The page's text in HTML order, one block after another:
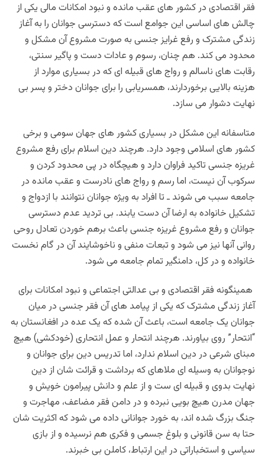
فقر اقتصادی در کشور های عقب مانده و نبود امکانات مالی یکی از
چالش های اساسی این جوامع است که دسترسی جوانان را به آغاز
زندگی مشترک و رفع غرایز جنسی به صورت مشروع آن مشکل و
محدود می کند. هم چنان، رسوم و عادات دست و پاگیر سنتی،
رقابت های ناسالم و رواج های قبیله ای که در بسیاری موارد از
هزینه بالایی برخوردارند، همسریابی را برای جوانان دختر و پسر بی
نهایت دشوار می سازد.
متاسفانه این مشکل در بسیاری کشور های جهان سومی و برخی
کشور های اسلامی وجود دارد. هرچند دین اسلام برای رفع مشروع
غریزه جنسی تاکید فراوان دارد و هیچگاه در پی محدود کردن و
سرکوب آن نیست، اما رسم و رواج های نادرست و عقب مانده در
جامعه سبب می شوند ـ تا افراد به ویژه جوانان نتوانند با ازدواج و
تشکیل خانواده به ارضا آن دست یابند. بی تردید عدم دسترسی
جوانان و رفع مشروع غریزه جنسی باعث برهم خوردن تعادل روحی
روانی آنها نیز می شود و تبعات منفی و ناخوشایند آن در گام نخست
خانواده و در کل، دامنگیر تمام جامعه می شود.
همینگونه فقر اقتصادی و بی عدالتی اجتماعی و نبود امکانات برای
آغاز زندگی مشترک که یکی از پیامد های آن فقر جنسی در میان
جوانان یک جامعه است، باعث آن شده که یک عده در افغانستان به
“انتحار” روی بیاورند. هرچند انتحار و عمل انتحاری (خودکشی) هیچ
مبنای شرعی در دین اسلام ندارد، اما تدریس دین برای جوانان و
نوجوانان به وسیله ای ملاهای که برداشت و قرائت شان از دین
نهایت بدوی و قبیله ای ست و از علم و دانش پیرامون خویش و
جهان مدرن هیچ بویی نبرده و در دامن فقر مضاعف، مهاجرت و
جنگ بزرگ شده اند، به خورد جوانانی داده می شود که اکثریت شان
حتا به سن قانونی و بلوغ جسمی و فکری هم نرسیده و از بازی
سیاسی و استخباراتی در این ارتباط، کاملن بی خبرند.